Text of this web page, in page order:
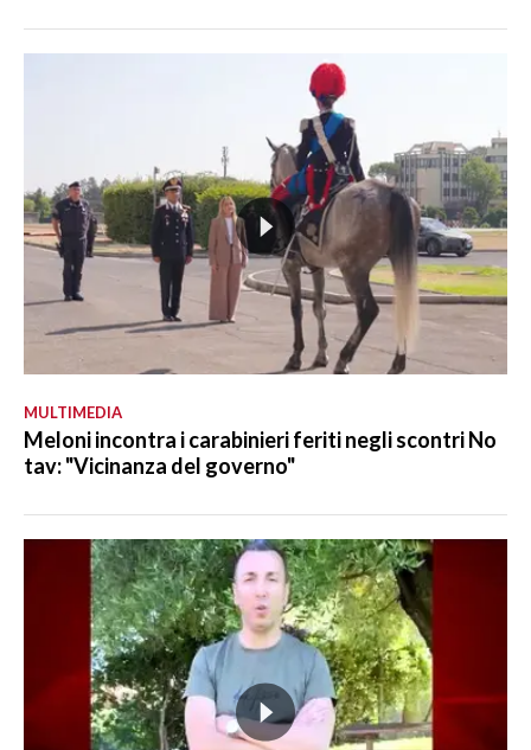
MULTIMEDIA
Meloni incontra i carabinieri feriti negli scontri No
tav: "Vicinanza del governo"